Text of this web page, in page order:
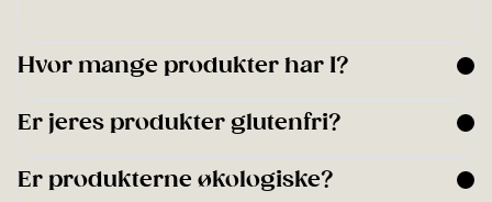
Hvor mange produkter har I?
Er jeres produkter glutenfri?
Er produkterne økologiske?